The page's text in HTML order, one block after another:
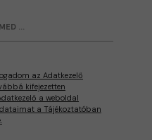
az Adatkezelő
kifejezetten
a weboldal
a Tájékoztatóban